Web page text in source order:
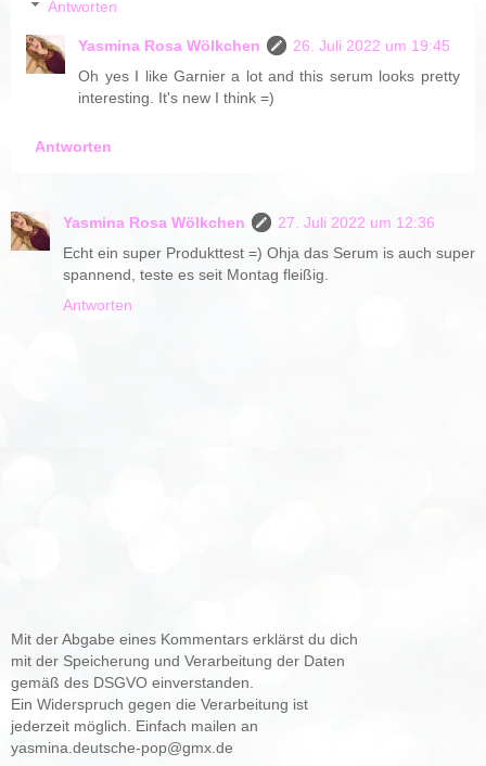
Antworten
Yasmina Rosa Wölkchen
26. Juli 2022 um 19:45
Oh yes I like Garnier a lot and this serum looks pretty
interesting. It's new I think =)
Antworten
Yasmina Rosa Wölkchen
27. Juli 2022 um 12:36
Echt ein super Produkttest =) Ohja das Serum is auch super
spannend, teste es seit Montag fleißig.
Antworten
Mit der Abgabe eines Kommentars erklärst du dich
mit der Speicherung und Verarbeitung der Daten
gemäß des DSGVO einverstanden.
Ein Widerspruch gegen die Verarbeitung ist
jederzeit möglich. Einfach mailen an
yasmina.deutsche-pop@gmx.de